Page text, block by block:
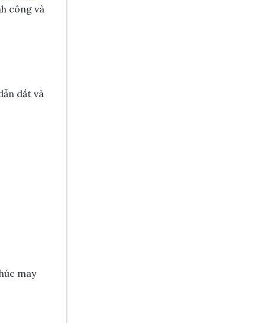
công và
dắt và
may